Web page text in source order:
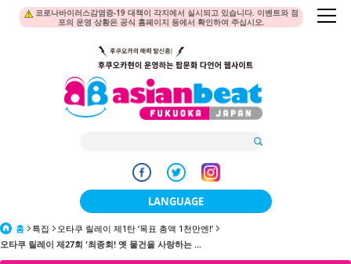
코로나바이러스감염증-19 대책이 각지에서 실시되고 있습니다. 이벤트와 점
포의 운영 상황은 공식 홈페이지 등에서 확인하여 주십시오.
LANGUAGE
日本語
홈 특집
오타쿠 릴레이 제1탄 ‘목표 총액 1천만엔!’
오타쿠 릴레이 제27회 '최종회! 옛 물건을 사랑하는 ...